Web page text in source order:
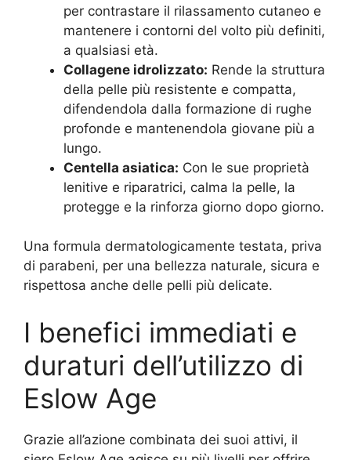
per contrastare il rilassamento cutaneo e
mantenere i contorni del volto più definiti,
a qualsiasi età.
Collagene idrolizzato: Rende la struttura
della pelle più resistente e compatta,
difendendola dalla formazione di rughe
profonde e mantenendola giovane più a
lungo.
Centella asiatica: Con le sue proprietà
lenitive e riparatrici, calma la pelle, la
protegge e la rinforza giorno dopo giorno.
Una formula dermatologicamente testata, priva
di parabeni, per una bellezza naturale, sicura e
rispettosa anche delle pelli più delicate.
I benefici immediati e
duraturi dell’utilizzo di
Eslow Age
Grazie all’azione combinata dei suoi attivi, il